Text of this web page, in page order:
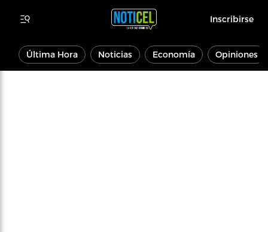
Inscribirse
Última Hora Noticias Economía Opiniones